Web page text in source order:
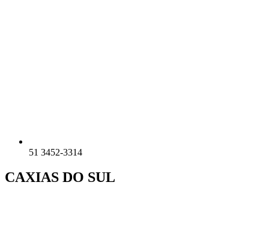
51 3452-3314
CAXIAS DO SUL